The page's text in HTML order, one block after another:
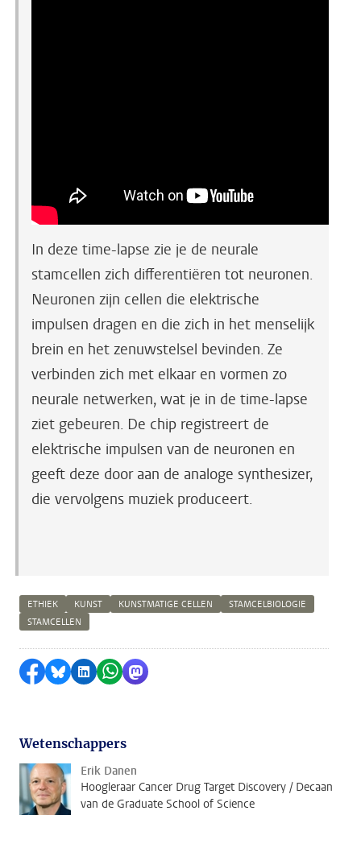
In deze time-lapse zie je de neurale
stamcellen zich differentiëren tot neuronen.
Neuronen zijn cellen die elektrische
impulsen dragen en die zich in het menselijk
brein en het zenuwstelsel bevinden. Ze
verbinden zich met elkaar en vormen zo
neurale netwerken, wat je in de time-lapse
ziet gebeuren. De chip registreert de
elektrische impulsen van de neuronen en
geeft deze door aan de analoge synthesizer,
die vervolgens muziek produceert.
ETHIEK KUNST KUNSTMATIGE CELLEN
STAMCELBIOLOGIE
STAMCELLEN
Delen op Facebook
Delen via Bluesky
Delen op LinkedIn
Delen via WhatsApp
Delen via Mastodon
Wetenschappers
Erik Danen
Hoogleraar Cancer Drug Target Discovery / Decaan
van de Graduate School of Science